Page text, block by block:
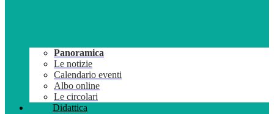
Panoramica
Le notizie
Calendario eventi
Albo online
Le circolari
Didattica